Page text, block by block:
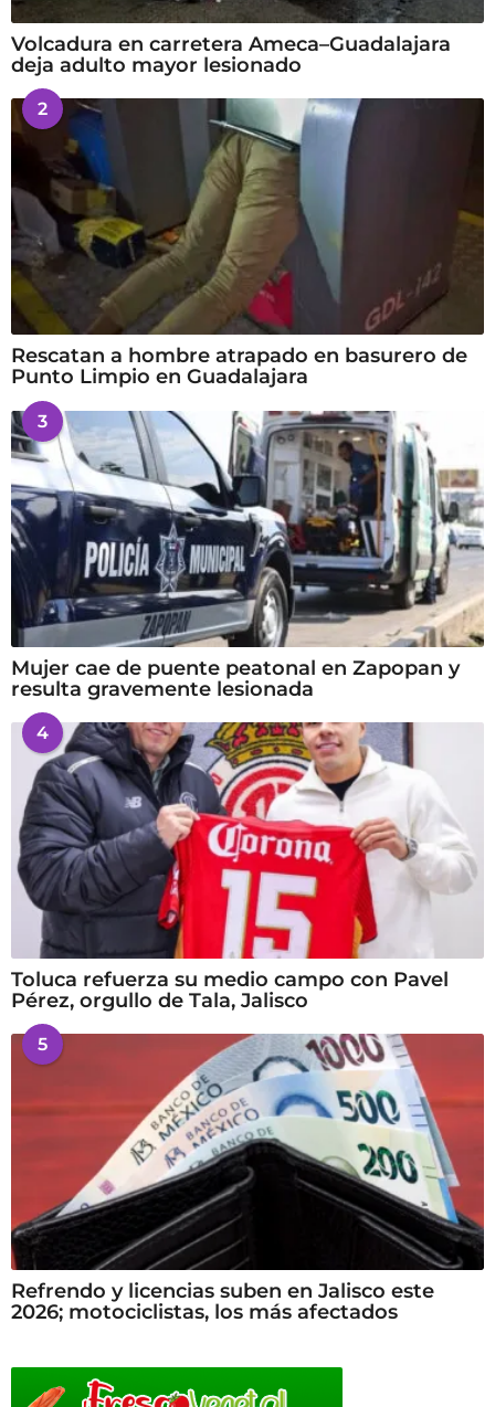
Volcadura en carretera Ameca–Guadalajara
deja adulto mayor lesionado
2
Rescatan a hombre atrapado en basurero de
Punto Limpio en Guadalajara
3
Mujer cae de puente peatonal en Zapopan y
resulta gravemente lesionada
4
Toluca refuerza su medio campo con Pavel
Pérez, orgullo de Tala, Jalisco
5
Refrendo y licencias suben en Jalisco este
2026; motociclistas, los más afectados